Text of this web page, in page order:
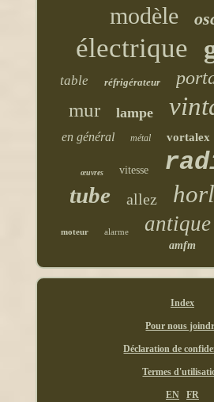
modèle
électrique
table réfrigérateur
mur lampe
en général métal vortalex
œuvres vitesse
tube allez
moteur alarme antique
amfm
Index
Pour nous
Déclaration de
Termes
EN FR